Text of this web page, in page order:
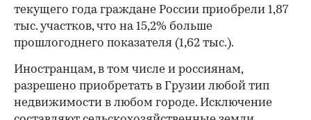
текущего года граждане России приобрели 1,87
тыс. участков, что на 15,2% больше
прошлогоднего показателя (1,62 тыс.).
Иностранцам, в том числе и россиянам,
разрешено приобретать в Грузии любой тип
недвижимости в любом городе. Исключение